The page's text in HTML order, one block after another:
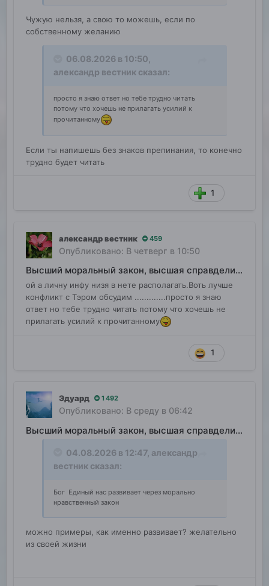
Чужую нельзя, а свою то можешь, если по
собственному желанию
06.08.2026 в 10:50,
александр вестник сказал:
просто я знаю ответ но тебе трудно читать
потому что хочешь не прилагать усилий к
прочитанному
Если ты напишешь без знаков препинания, то конечно
трудно будет читать
1
александр вестник 459
Опубликовано: В четверг в 10:50
Высший моральный закон, высшая справделивость
ой а личну инфу низя в нете располагать.Воть лучше
конфликт с Тэром обсудим .............просто я знаю
ответ но тебе трудно читать потому что хочешь не
прилагать усилий к прочитанному
1
Эдуард 1 492
Опубликовано: В среду в 06:42
Высший моральный закон, высшая справделивость
04.08.2026 в 12:47, александр
вестник сказал:
Бог Единый нас развивает через морально
нравственный закон
можно примеры, как именно развивает? желательно
из своей жизни